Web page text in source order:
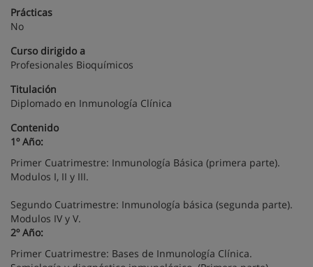
Prácticas
No
Curso dirigido a
Profesionales Bioquímicos
Titulación
Diplomado en Inmunología Clínica
Contenido
1º Año:
Primer Cuatrimestre: Inmunología Básica (primera parte).
Modulos I, II y III.
Segundo Cuatrimestre: Inmunología básica (segunda parte).
Modulos IV y V.
2º Año:
Primer Cuatrimestre: Bases de Inmunología Clínica.